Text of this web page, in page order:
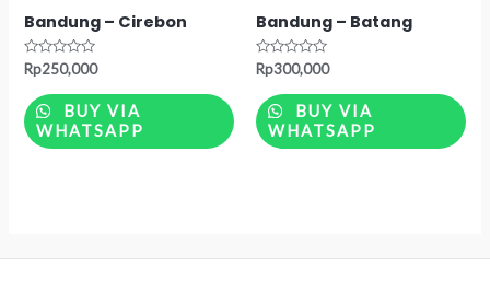
Bandung – Cirebon
Rated
0
out
of
5
Rp250,000
BUY VIA
WHATSAPP
Bandung – Batang
Rated
0
out
of
5
Rp300,000
BUY VIA
WHATSAPP